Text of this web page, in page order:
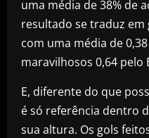
uma média de 38% de
resultado se traduz em
com uma média de
maravilhosos 0,64 pelo
E, diferente do que
é só referência dentro
sua altura. Os gols